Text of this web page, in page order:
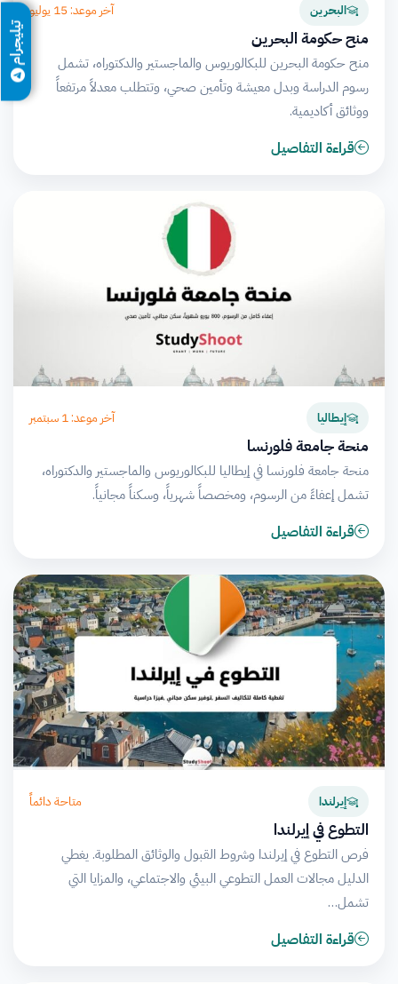
البحرين آخر موعد: 15 يوليو
منح حكومة البحرين
منح حكومة البحرين للبكالوريوس والماجستير والدكتوراه، تشمل
رسوم الدراسة وبدل معيشة وتأمين صحي، وتتطلب معدلاً مرتفعاً
ووثائق أكاديمية.
قراءة التفاصيل
إيطاليا آخر موعد: 1 سبتمبر
منحة جامعة فلورنسا
منحة جامعة فلورنسا في إيطاليا للبكالوريوس والماجستير والدكتوراه،
تشمل إعفاءً من الرسوم، ومخصصاً شهرياً، وسكناً مجانياً.
قراءة التفاصيل
إيرلندا متاحة دائماً
التطوع في إيرلندا
فرص التطوع في إيرلندا وشروط القبول والوثائق المطلوبة. يغطي
الدليل مجالات العمل التطوعي البيئي والاجتماعي، والمزايا التي
تشمل…
قراءة التفاصيل
تيليجرام